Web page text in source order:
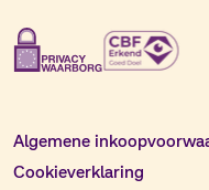
Algemene
Cookieverklaring